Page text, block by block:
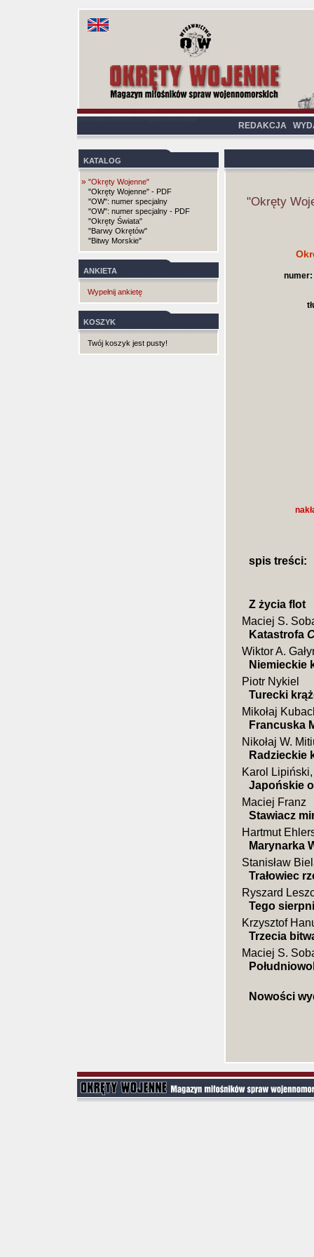
REDAKCJA
KATALOG
» "Okręty Wojenne"
"Okręty Wojenne" - PDF
"OW": numer specjalny
"OW": numer specjalny - PDF
"Okręty Świata"
"Barwy Okrętów"
"Bitwy Morskie"
ANKIETA
Wypełnij ankietę
KOSZYK
Twój koszyk jest pusty!
"Okręty
numer:
spis treści:
Z życia flot
Maciej S.
Katastrofa
Wiktor A.
Niemieckie
Piotr Nykiel
Turecki
Mikołaj
Francuska
Nikołaj W.
Radzieckie
Karol
Japońskie
Maciej Franz
Stawiacz
Hartmut
Marynarka
Stanisław
Trałowiec
Ryszard
Tego
Krzysztof
Trzecia
Maciej S.
Nowości